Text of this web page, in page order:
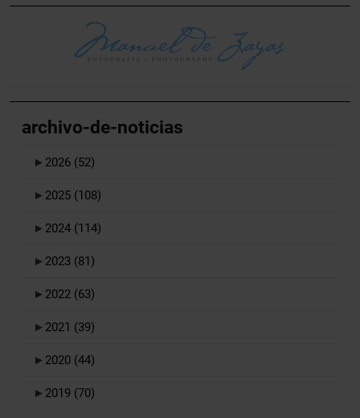
archivo-de-noticias
► 2026 (52)
► 2025 (108)
► 2024 (114)
► 2023 (81)
► 2022 (63)
► 2021 (39)
► 2020 (44)
► 2019 (70)